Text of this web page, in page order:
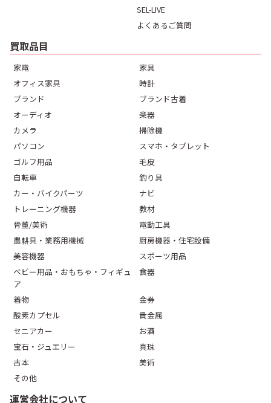
SEL-LIVE
よくあるご質問
買取品目
家電
家具
オフィス家具
時計
ブランド
ブランド古着
オーディオ
楽器
カメラ
掃除機
パソコン
スマホ・タブレット
ゴルフ用品
毛皮
自転車
釣り具
カー・バイクパーツ
ナビ
トレーニング機器
教材
骨董/美術
電動工具
農耕具・業務用機械
厨房機器・住宅設備
美容機器
スポーツ用品
ベビー用品・おもちゃ・フィギュ
ア
食器
着物
金券
酸素カプセル
貴金属
セニアカー
お酒
宝石・ジュエリー
真珠
古本
美術
その他
運営会社について